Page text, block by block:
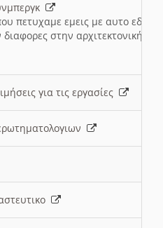
πετυχαμε εμεις με αυτο εδω
στην αρχιτεκτονική
για τις εργασίες